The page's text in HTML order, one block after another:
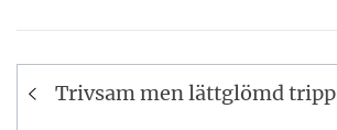
Inläggsnavigering
Trivsam men lättglömd tripp